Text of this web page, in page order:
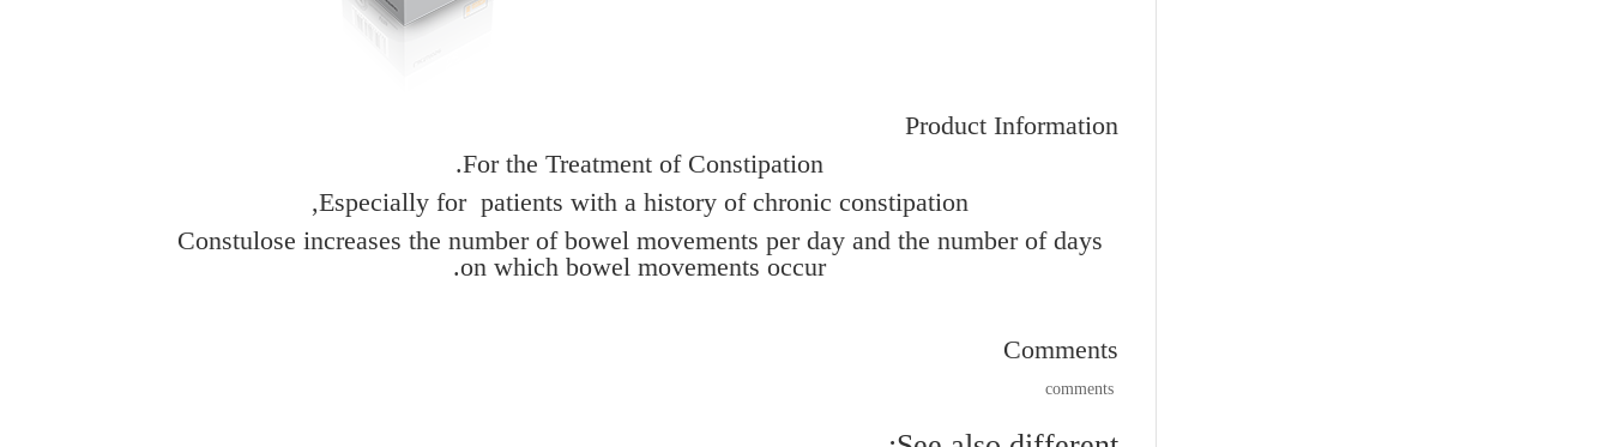
Product Information
For the Treatment of Constipation.
Especially for patients with a history of chronic constipation,
Constulose increases the number of bowel movements per day and the number of days
on which bowel movements occur.
Comments
comments